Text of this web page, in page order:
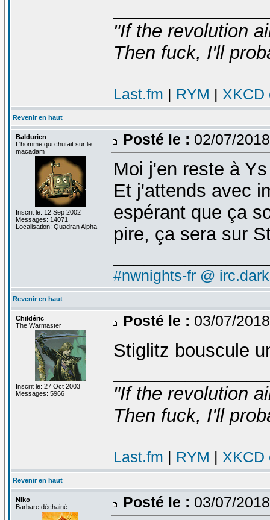
"If the revolution
Then fuck, I'll
Last.fm | RYM | XKCD
Revenir en haut
Baldurien
L'homme qui chutait sur le
macadam
Inscrit le: 12 Sep 2002
Messages: 14071
Localisation: Quadran Alpha
Posté le : 02/07/
Moi j'en reste à
Et j'attends avec
espérant que ça
pire, ça sera sur
#nwnights-fr @
Revenir en haut
Childéric
The Warmaster
Inscrit le: 27 Oct 2003
Messages: 5966
Posté le : 03/07/
Stiglitz bouscule
"If the revolution
Then fuck, I'll
Last.fm | RYM | XKCD
Revenir en haut
Niko
Barbare déchainé
Posté le : 03/07/